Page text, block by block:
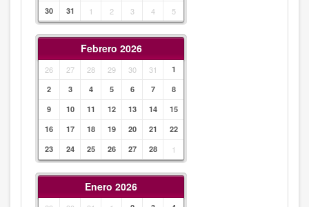
30
31 1 2 3 4 5
Febrero 2026
26 27 28 29 30 31
1
2
3 4 5 6 7
8
9
10 11 12 13 14
15
16
17 18 19 20 21
22
23
24 25 26 27 28 1
Enero 2026